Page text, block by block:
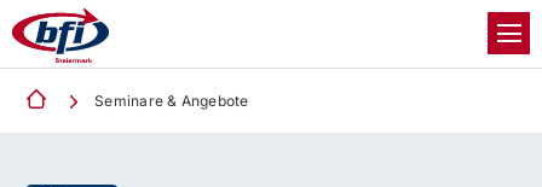
Seminare & Angebote